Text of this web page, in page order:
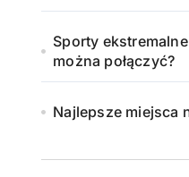
Sporty
można połączyć?
Najlepsze miejsca